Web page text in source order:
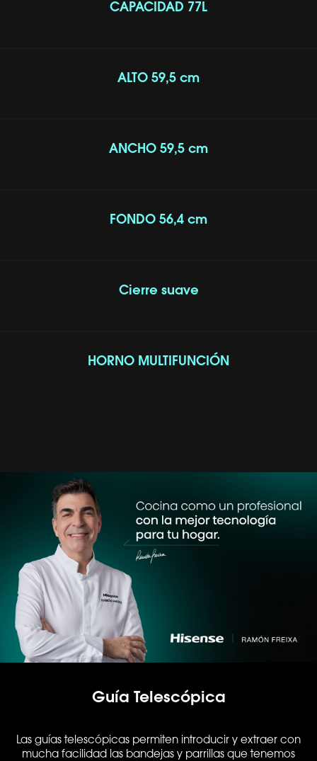
CAPACIDAD 77L
ALTO 59,5 cm
ANCHO 59,5 cm
FONDO 56,4 cm
Cierre suave
HORNO MULTIFUNCIÓN
Guía Telescópica
Las guías telescópicas permiten introducir y extraer con
mucha facilidad las bandejas y parrillas que tenemos